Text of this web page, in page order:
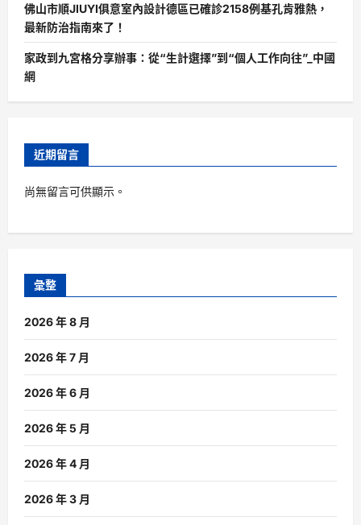
佛山市順JIUYI俱意室內設計德區已確診2158例基孔肯雅熱，
最新防治指南來了！
家政到九宮格分享辦事：從“生計選擇”到“個人工作向往”_中國
網
近期留言
尚無留言可供顯示。
彙整
2026 年 8 月
2026 年 7 月
2026 年 6 月
2026 年 5 月
2026 年 4 月
2026 年 3 月